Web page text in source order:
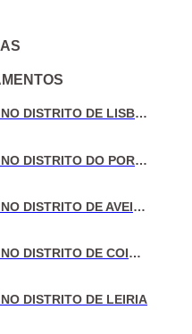
VENDA DE MORADIAS NO DISTRITO DE LISBOA
VENDA DE MORADIAS NO DISTRITO DO PORTO
VENDA DE MORADIAS NO DISTRITO DE AVEIRO
VENDA DE MORADIAS NO DISTRITO DE COIMBRA
DISTRITO DE LEIRIA